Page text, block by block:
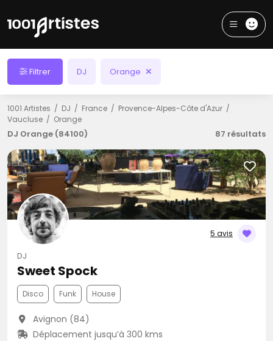
Filtrer DJ Orange
1001 Artistes DJ France
Provence-Alpes-Côte d'Azur
Vaucluse
Orange
DJ Orange (84100) 87 résultats
5 avis
DJ
Sweet Spock
Disco Funk House
Avignon (84)
Déplacement jusqu’à 300 kms